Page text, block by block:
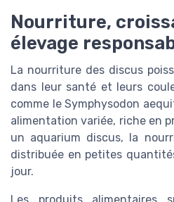
Nourriture,
élevage
La nourriture des discus
dans leur santé et leurs
comme le Symphysodon
alimentation variée, riche en
un aquarium discus, la
distribuée en petites
jour.